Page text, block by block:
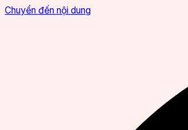
Chuyển đến nội dung